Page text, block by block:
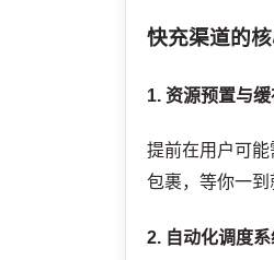
快充渠道的
1. 资源预置与
提前在用户可
包裹，等你一到
2. 自动化调度系